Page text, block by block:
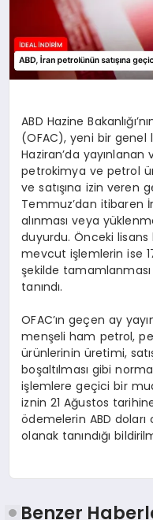
ABD Hazine
(OFAC), yeni bir genel
Haziran’da
petrokimya ve petrol
ve satışına izin veren
Temmuz’dan itibaren
alınması veya
duyurdu. Önceki lisans
mevcut işlemlerin ise
şekilde
tanındı.
OFAC’ın geçen ay
menşeli ham petrol,
ürünlerinin üretimi,
boşaltılması gibi
işlemlere geçici bir
iznin 21 Ağustos
ödemelerin ABD
olanak tanındığı
Benzer